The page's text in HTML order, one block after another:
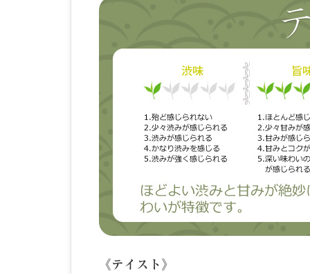
《テイスト》